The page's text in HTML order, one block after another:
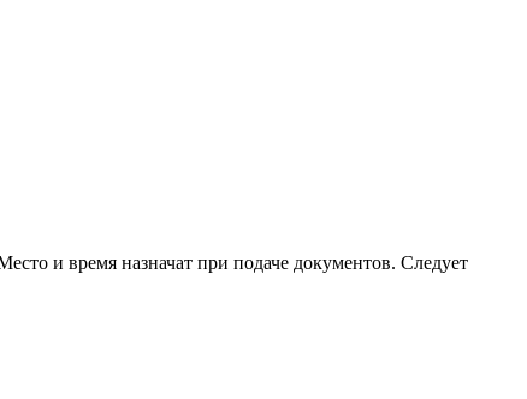
и время назначат при подаче документов. Следует